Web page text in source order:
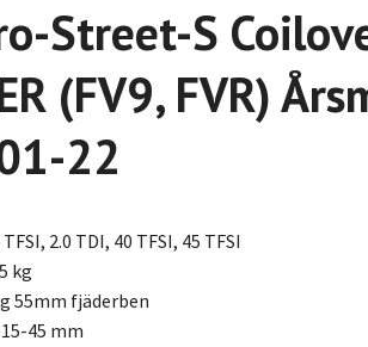
Street-S
(FV9, FVR)
22
2.0 TDI, 40 TFSI, 45 TFSI
kg
55mm fjäderben
45 mm